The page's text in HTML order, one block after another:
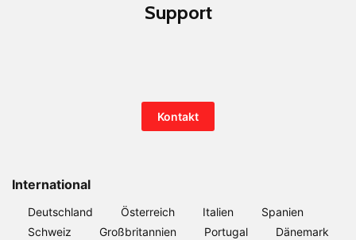
Support
Kontakt
International
Deutschland Österreich Italien
Spanien
Schweiz
Großbritannien Portugal Dänemark